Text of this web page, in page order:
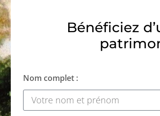
Bénéficiez
Nom complet :